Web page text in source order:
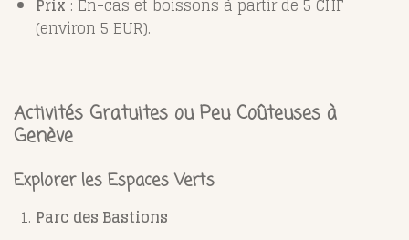
Prix : En-cas et boissons à partir de 5 CHF
(environ 5 EUR).
Activités Gratuites ou Peu Coûteuses à
Genève
Explorer les Espaces Verts
Parc des Bastions